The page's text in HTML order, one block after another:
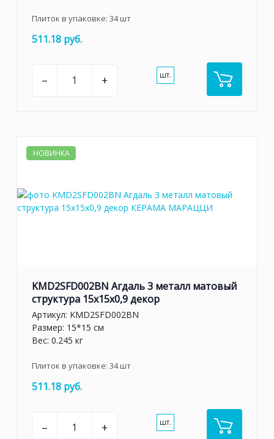
Плиток в упаковке: 34шт
511.18 руб.
– + шт.
НОВИНКА
KMD2SFD002BN Агдаль 3 металл матовый
структура 15x15x0,9 декор
Артикул: KMD2SFD002BN
Размер: 15*15 см
Вес: 0.245 кг
Плиток в упаковке: 34шт
511.18 руб.
– + шт.